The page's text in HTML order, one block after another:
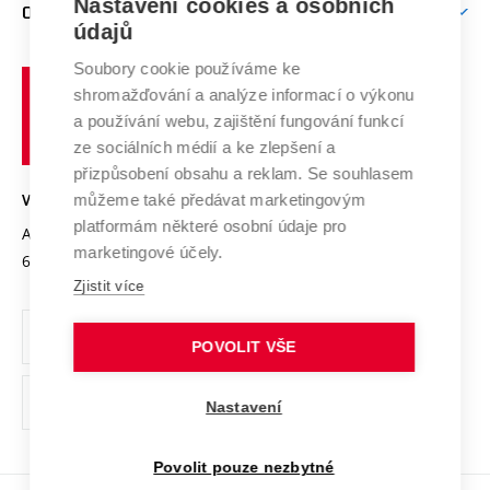
E-přihláška
Doktorské studium
Podpora podnikání
Systém zajišťování kvality výzkumu
Výzkumné infrastruktury
Transfer znalostí
Open Science
Projekty
Projekty ze strukturálních fondů
Specifický výzkum
Zahraniční spolupráce
Spolupráce se školami
Služby univerzity
Mezinárodní dohody
Univerzitní sítě
O UNIVERZITĚ
Profil univerzity
Udržitelná univerzita
Podnikavá univerzita / ContriBUTe
Bezpečná univerzita
Vyznamenání
Organizační struktura
Ochrana osobních údajů
odkaz)
učení
technické
Brně
VYSOKÉ UČENÍ TECHNICKÉ V BRNĚ
Antonínská 548/1
602 00 Brno
www.vut.cz
vut@vutbr.cz
Nastavení cookies a osobních
údajů
Soubory cookie používáme ke
shromažďování a analýze informací o výkonu
a používání webu, zajištění fungování funkcí
ze sociálních médií a ke zlepšení a
přizpůsobení obsahu a reklam. Se souhlasem
můžeme také předávat marketingovým
platformám některé osobní údaje pro
marketingové účely.
Zjistit více
POVOLIT VŠE
Nastavení
Povolit pouze nezbytné